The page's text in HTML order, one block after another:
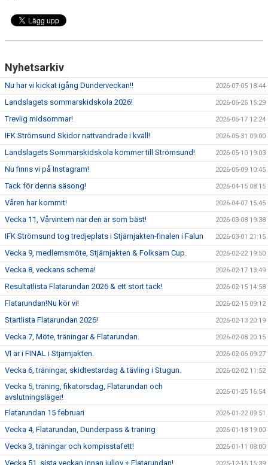
Nyhetsarkiv
Nu har vi kickat igång Dunderveckan!! 2026-07-05 18:44
Landslagets sommarskidskola 2026! 2026-06-25 15:29
Trevlig midsommar! 2026-06-17 12:24
IFK Strömsund Skidor nattvandrade i kväll! 2026-05-31 09:00
Landslagets Sommarskidskola kommer till Strömsund! 2026-05-10 19:03
Nu finns vi på Instagram! 2026-05-09 10:45
Tack för denna säsong! 2026-04-15 08:15
Våren har kommit! 2026-04-07 15:45
Vecka 11, Vårvintern när den är som bäst! 2026-03-08 19:38
IFK Strömsund tog tredjeplats i Stjärnjakten-finalen i Falun 2026-03-01 21:15
Vecka 9, medlemsmöte, Stjärnjakten & Folksam Cup. 2026-02-22 19:50
Vecka 8, veckans schema! 2026-02-17 13:49
Resultatlista Flatarundan 2026 & ett stort tack! 2026-02-15 14:58
Flatarundan!Nu kör vi! 2026-02-15 09:12
Startlista Flatarundan 2026! 2026-02-13 20:19
Vecka 7, Möte, träningar & Flatarundan. 2026-02-08 20:15
VI är i FINAL i Stjärnjakten. 2026-02-06 09:27
Vecka 6, träningar, skidtestardag & tävling i Stugun. 2026-02-02 11:52
Vecka 5, träning, fikatorsdag, Flatarundan och
avslutningsläger!
2026-01-25 16:54
Flatarundan 15 februari 2026-01-22 09:51
Vecka 4, Flatarundan, Dunderpass & träning 2026-01-18 19:00
Vecka 3, träningar och kompisstafett! 2026-01-11 08:00
Vecka 51, sista veckan innan jullov + Flatarundan!